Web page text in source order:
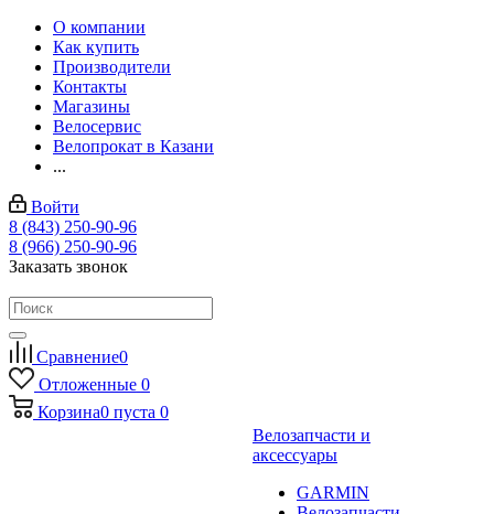
О компании
Как купить
Производители
Контакты
Магазины
Велосервис
Велопрокат в Казани
...
Войти
8 (843) 250-90-96
8 (966) 250-90-96
Заказать звонок
Сравнение0
Отложенные 0
Корзина0 пуста 0
Велозапчасти и
аксессуары
GARMIN